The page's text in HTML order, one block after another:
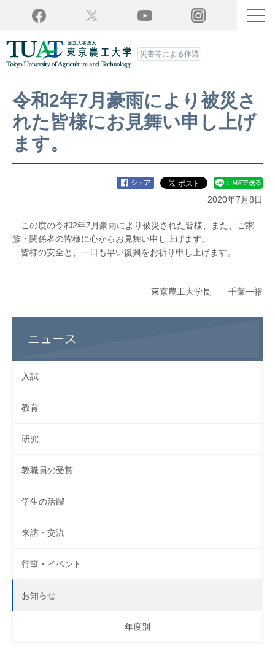
Facebook YouTube Instagram
災害等による休講
令和2年7月豪雨により被災さ
れた皆様にお見舞い申し上げ
ます。
2020年7月8日
この度の令和2年7月豪雨により被災された皆様、また、ご家
族・関係者の皆様に心からお見舞い申し上げます。
皆様の安全と、一日も早い復興をお祈り申し上げます。
東京農工大学長 千葉一裕
ニュース
入試
教育
研究
教職員の受賞
学生の活躍
来訪・交流
行事・イベント
お知らせ
年度別